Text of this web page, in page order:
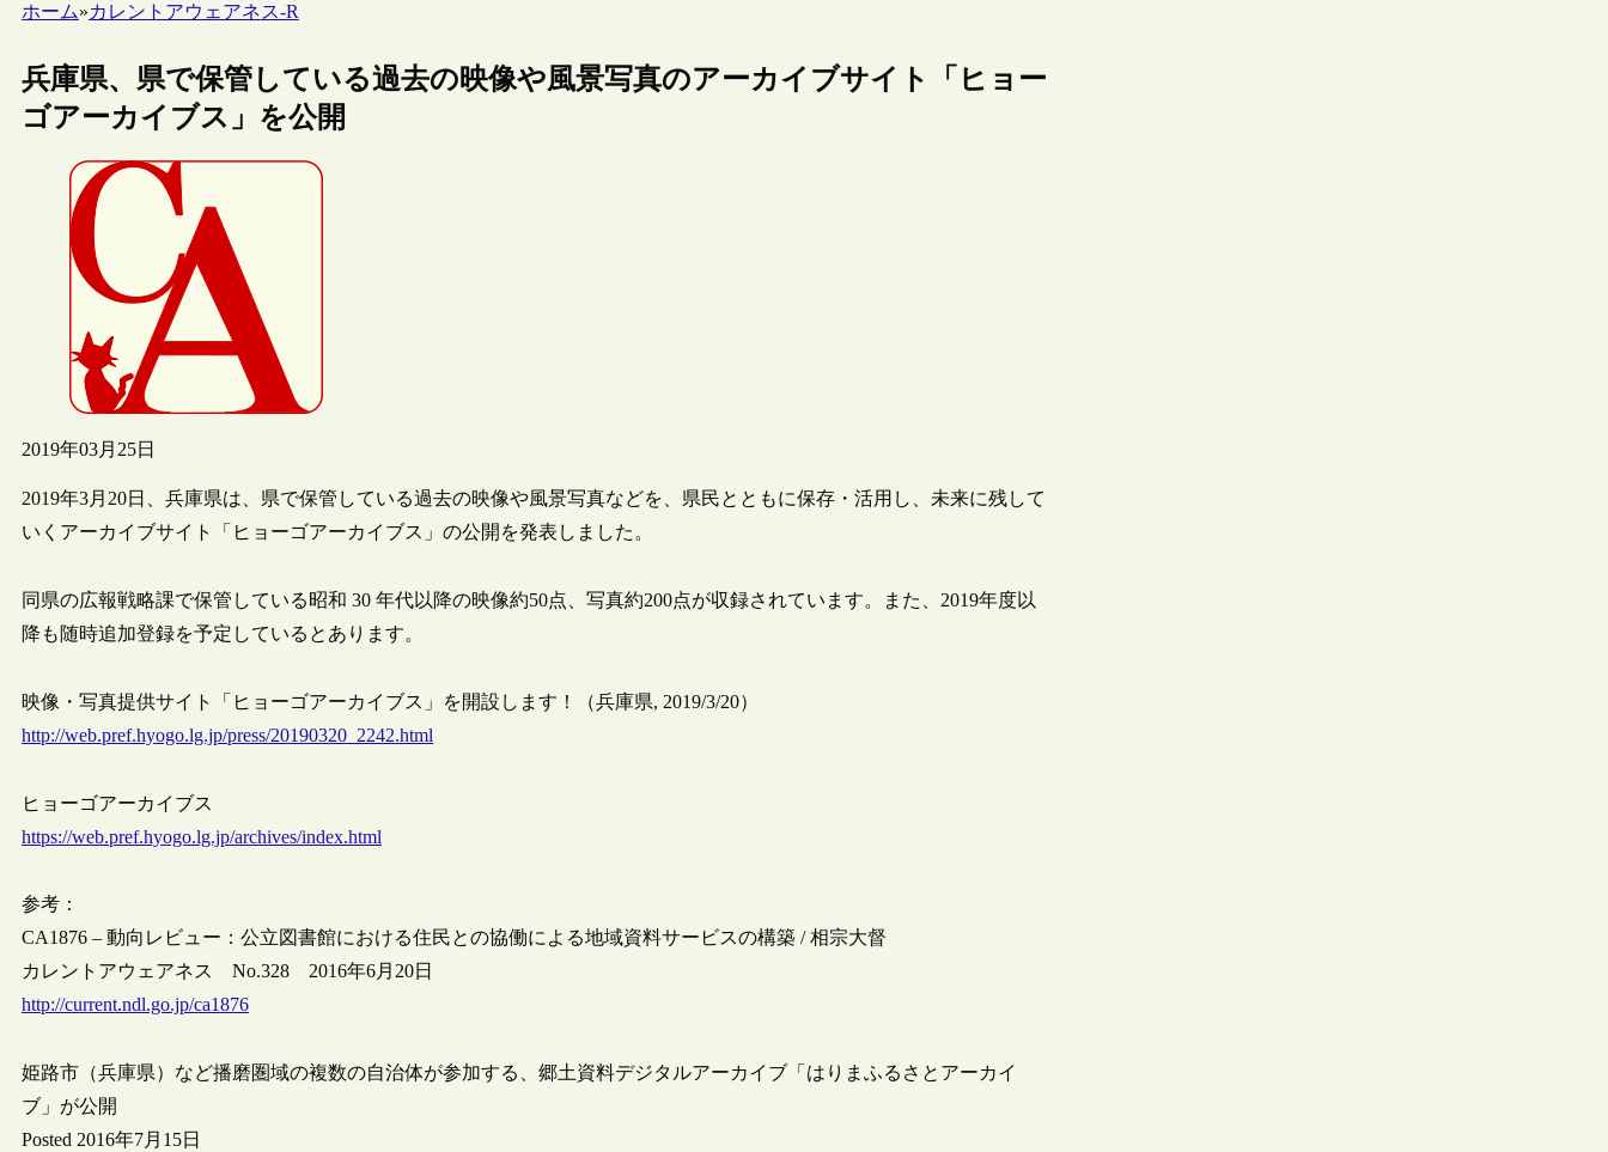
ホーム»カレントアウェアネス-R
兵庫県、県で保管している過去の映像や風景写真のアーカイブサイト「ヒョー
ゴアーカイブス」を公開
2019年03月25日
2019年3月20日、兵庫県は、県で保管している過去の映像や風景写真などを、県民とともに保存・活用し、未来に残して
いくアーカイブサイト「ヒョーゴアーカイブス」の公開を発表しました。
同県の広報戦略課で保管している昭和 30 年代以降の映像約50点、写真約200点が収録されています。また、2019年度以
降も随時追加登録を予定しているとあります。
映像・写真提供サイト「ヒョーゴアーカイブス」を開設します！（兵庫県, 2019/3/20）
http://web.pref.hyogo.lg.jp/press/20190320_2242.html
ヒョーゴアーカイブス
https://web.pref.hyogo.lg.jp/archives/index.html
参考：
CA1876 – 動向レビュー：公立図書館における住民との協働による地域資料サービスの構築 / 相宗大督
カレントアウェアネス No.328 2016年6月20日
http://current.ndl.go.jp/ca1876
姫路市（兵庫県）など播磨圏域の複数の自治体が参加する、郷土資料デジタルアーカイブ「はりまふるさとアーカイ
ブ」が公開
Posted 2016年7月15日